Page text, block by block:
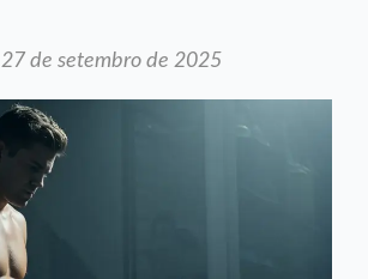
27 de setembro de 2025